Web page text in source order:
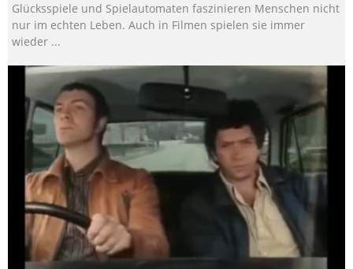
Glücksspiele und Spielautomaten faszinieren Menschen nicht
nur im echten Leben. Auch in Filmen spielen sie immer
wieder ...